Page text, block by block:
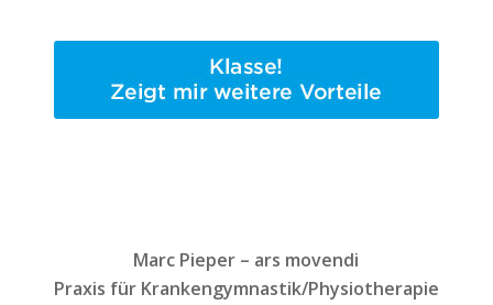
Marc Pie­per – ars movendi
Pra­xis für Krankengymnastik/Physiotherapie